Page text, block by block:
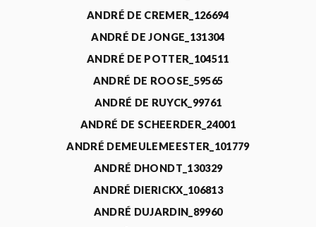
ANDRÉ DE CREMER_126694
ANDRÉ DE JONGE_131304
ANDRÉ DE POTTER_104511
ANDRÉ DE ROOSE_59565
ANDRÉ DE RUYCK_99761
ANDRÉ DE SCHEERDER_24001
ANDRÉ DEMEULEMEESTER_101779
ANDRÉ DHONDT_130329
ANDRÉ DIERICKX_106813
ANDRÉ DUJARDIN_89960